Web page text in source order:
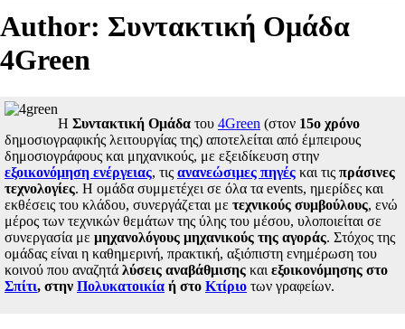
Author: Συντακτική Ομάδα
4Green
Η Συντακτική Ομάδα του 4Green (στον 15ο χρόνο
δημοσιογραφικής λειτουργίας της) αποτελείται από έμπειρους
δημοσιογράφους και μηχανικούς, με εξειδίκευση στην
εξοικονόμηση ενέργειας, τις ανανεώσιμες πηγές και τις πράσινες
τεχνολογίες. Η ομάδα συμμετέχει σε όλα τα events, ημερίδες και
εκθέσεις του κλάδου, συνεργάζεται με τεχνικούς συμβούλους, ενώ
μέρος των τεχνικών θεμάτων της ύλης του μέσου, υλοποιείται σε
συνεργασία με μηχανολόγους μηχανικούς της αγοράς. Στόχος της
ομάδας είναι η καθημερινή, πρακτική, αξιόπιστη ενημέρωση του
κοινού που αναζητά λύσεις αναβάθμισης και εξοικονόμησης στο
Σπίτι, στην Πολυκατοικία ή στο Κτίριο των γραφείων.